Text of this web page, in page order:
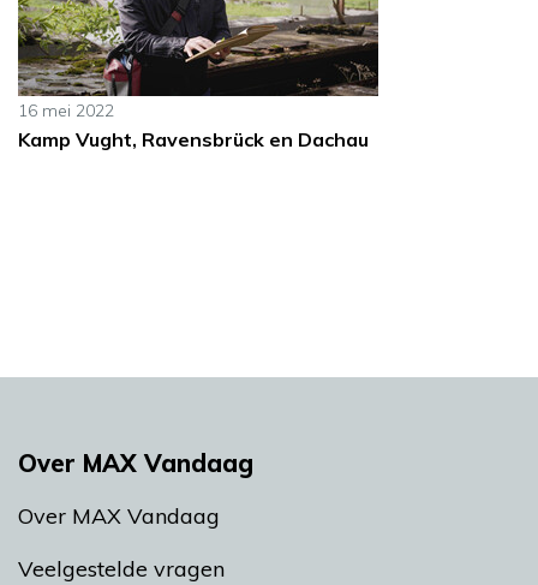
16 mei 2022
Kamp Vught, Ravensbrück en Dachau
Over MAX Vandaag
Over MAX Vandaag
Veelgestelde vragen